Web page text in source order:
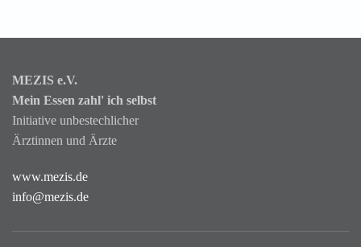
MEZIS e.V.
Mein Essen zahl' ich selbst
Initiative unbestechlicher
Ärztinnen und Ärzte
www.mezis.de
info@mezis.de